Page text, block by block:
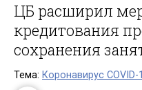
ЦБ расширил
кредитования
сохранения
Тема: Коронавирус